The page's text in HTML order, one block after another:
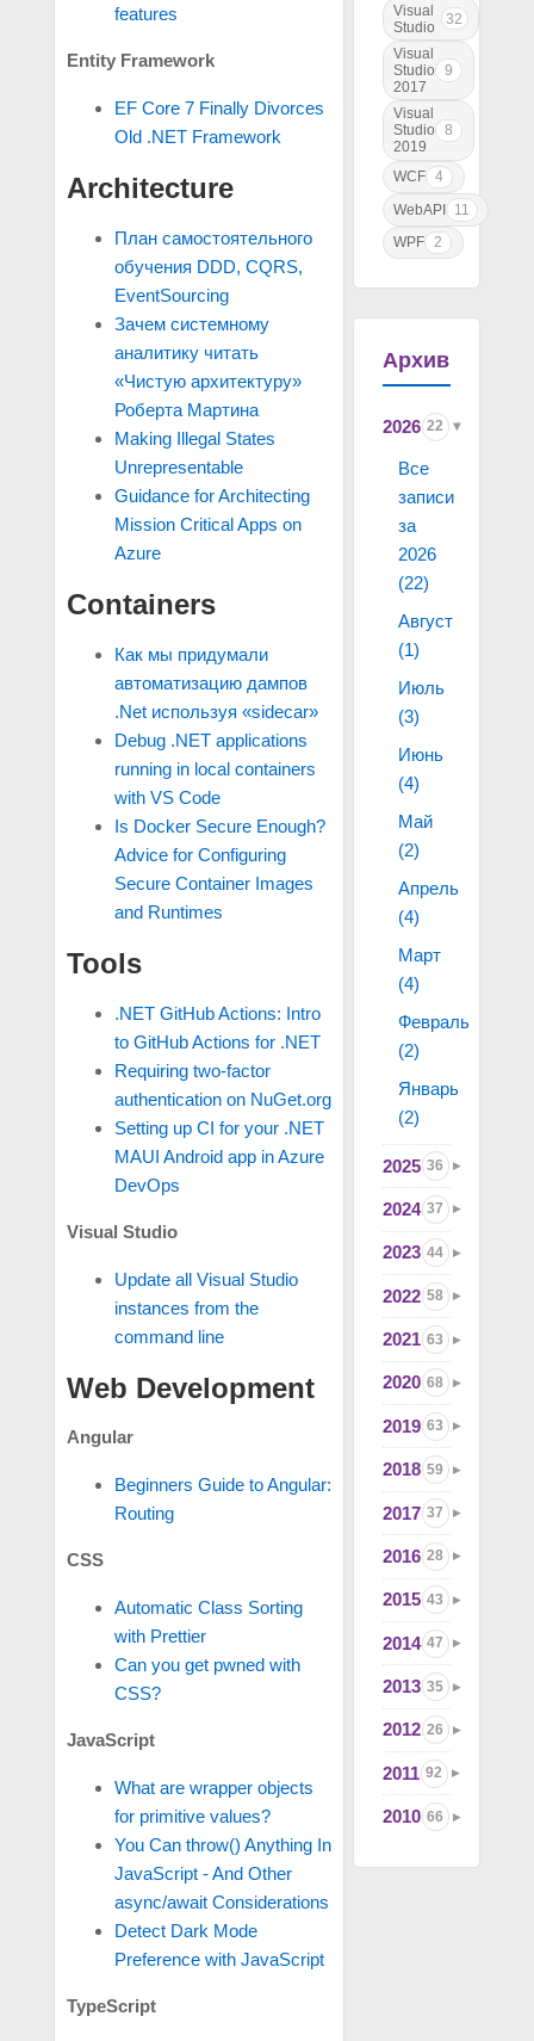
features
Entity Framework
EF Core 7 Finally Divorces
Old .NET Framework
Architecture
План самостоятельного
обучения DDD, CQRS,
EventSourcing
Зачем системному
аналитику читать
«Чистую архитектуру»
Роберта Мартина
Making Illegal States
Unrepresentable
Guidance for Architecting
Mission Critical Apps on
Azure
Containers
Как мы придумали
автоматизацию дампов
.Net используя «sidecar»
Debug .NET applications
running in local containers
with VS Code
Is Docker Secure Enough?
Advice for Configuring
Secure Container Images
and Runtimes
Tools
.NET GitHub Actions: Intro
to GitHub Actions for .NET
Requiring two-factor
authentication on NuGet.org
Setting up CI for your .NET
MAUI Android app in Azure
DevOps
Visual Studio
Update all Visual Studio
instances from the
command line
Web Development
Angular
Beginners Guide to Angular:
Routing
CSS
Automatic Class Sorting
with Prettier
Can you get pwned with
CSS?
JavaScript
What are wrapper objects
for primitive values?
You Can throw() Anything In
JavaScript - And Other
async/await Considerations
Detect Dark Mode
Preference with JavaScript
TypeScript
Visual
Studio
32
Visual
Studio
2017
9
Visual
Studio
2019
8
WCF 4
WebAPI
11
WPF 2
Архив
2026 22
Все
записи
за
2026
(22)
Август
(1)
Июль
(3)
Июнь
(4)
Май
(2)
Апрель
(4)
Март
(4)
Февраль
(2)
Январь
(2)
2025 36
2024 37
2023 44
2022 58
2021 63
2020 68
2019 63
2018 59
2017 37
2016 28
2015 43
2014 47
2013 35
2012 26
2011 92
2010 66